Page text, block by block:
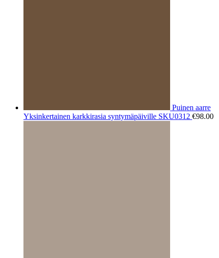
Puinen aarre
Yksinkertainen karkkirasia syntymäpäiville SKU0312 €98.00